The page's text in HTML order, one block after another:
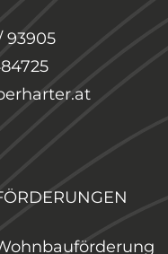
93905